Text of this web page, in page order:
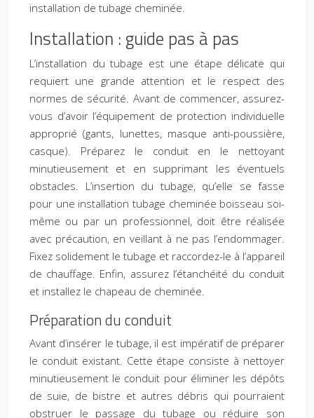
installation de tubage cheminée.
Installation : guide pas à pas
L’installation du tubage est une étape délicate qui
requiert une grande attention et le respect des
normes de sécurité. Avant de commencer, assurez-
vous d’avoir l’équipement de protection individuelle
approprié (gants, lunettes, masque anti-poussière,
casque). Préparez le conduit en le nettoyant
minutieusement et en supprimant les éventuels
obstacles. L’insertion du tubage, qu’elle se fasse
pour une installation tubage cheminée boisseau soi-
même ou par un professionnel, doit être réalisée
avec précaution, en veillant à ne pas l’endommager.
Fixez solidement le tubage et raccordez-le à l’appareil
de chauffage. Enfin, assurez l’étanchéité du conduit
et installez le chapeau de cheminée.
Préparation du conduit
Avant d’insérer le tubage, il est impératif de préparer
le conduit existant. Cette étape consiste à nettoyer
minutieusement le conduit pour éliminer les dépôts
de suie, de bistre et autres débris qui pourraient
obstruer le passage du tubage ou réduire son